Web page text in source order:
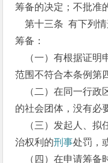
筹备的决定；不批准
第十三条 有下列情
筹备：
（一）有根据证明
范围不符合本条例第
（二）在同一行政
的社会团体，没有必
（三）发起人、拟
治权利的刑事处罚，
（四）在申请筹备